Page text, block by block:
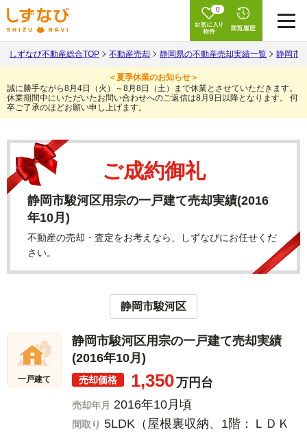
0
しずなび不動産総合TOP 不動産売却 静岡県の不動産売却実績一覧 静岡市
＜夏季休業のお知らせ＞
誠に勝手ながら8月4日（火）～8月8日（土）まで休業とさせていただきます。
休業期間中にいただいたお問い合わせへのご返信は8月9日以降となります。
何
卒ご了承のほどお願い申し上げます。
ご成約御礼
静岡市駿河区用宗の一戸建て売却実績(2016
年10月)
不動産の売却・査定をお考えなら、しずなびにお任せくだ
さい。
静岡市駿河区
一戸建て
静岡市駿河区用宗の一戸建て売却実績
(2016年10月)
売却価格 1,350万円台
売却年月 2016年10月頃
間取り 5LDK（屋根裏収納、1階：ＬＤＫ